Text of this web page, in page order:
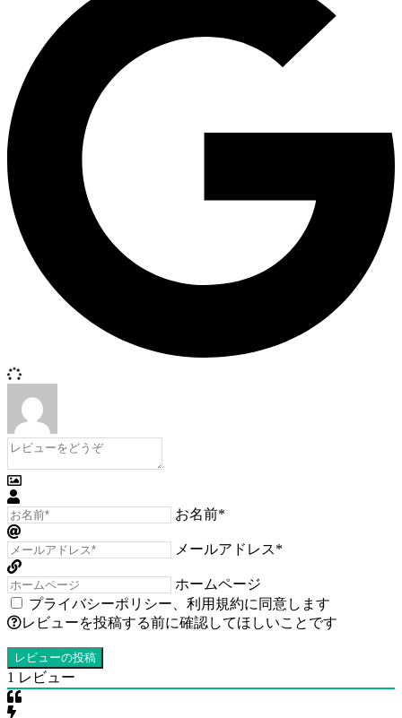
お名前*
メールアドレス*
ホームページ
プライバシーポリシー
利用規約に同意します
レビューを投稿する前に確認してほしいことです
1 レビュー